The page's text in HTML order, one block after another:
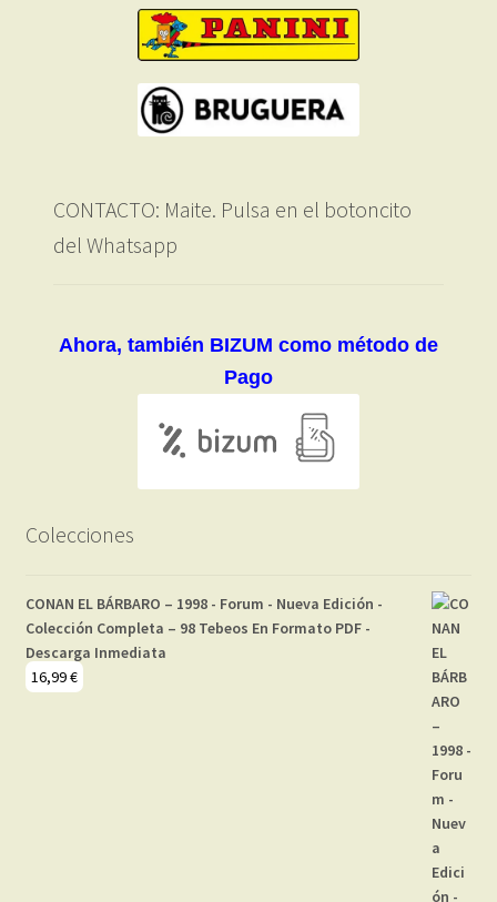
CONTACTO: Maite. Pulsa en el botoncito
del Whatsapp
Ahora, también BIZUM como método de
Pago
Colecciones
CONAN EL BÁRBARO – 1998 - Forum - Nueva Edición -
Colección Completa – 98 Tebeos En Formato PDF -
Descarga Inmediata
16,99€